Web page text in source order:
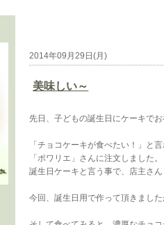
2014年09月29日(月)
美味しい～
先日、子どもの誕生日にケーキで
「チョコケーキが食べたい！」と
「ポワリエ」さんに注文しました
誕生日ケーキと言う事で、店主さ
今回、誕生日用で作って頂きまし